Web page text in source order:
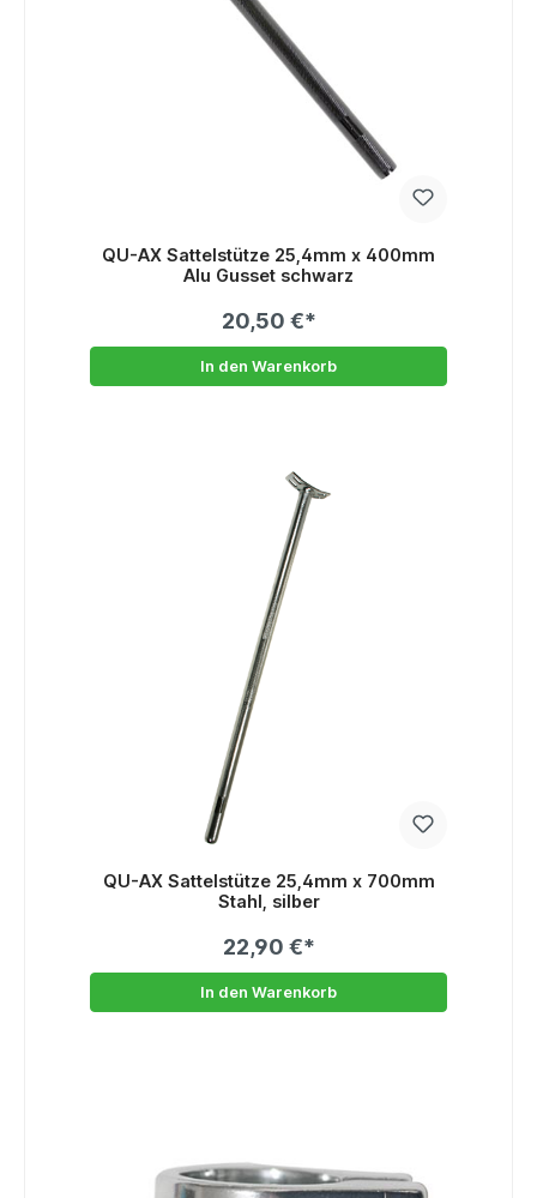
QU-AX Sattelstütze 25,4mm x 400mm
Alu Gusset schwarz
20,50 €*
In den Warenkorb
QU-AX Sattelstütze 25,4mm x 700mm
Stahl, silber
22,90 €*
In den Warenkorb